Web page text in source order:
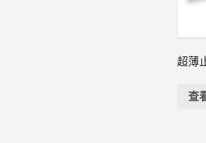
超薄
查